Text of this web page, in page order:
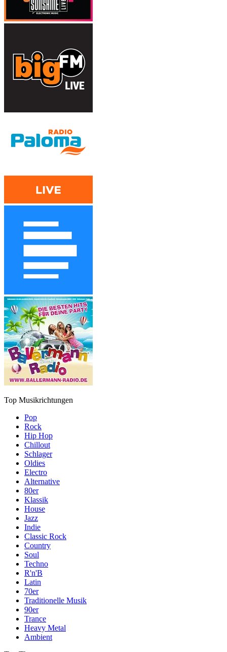
Top Musikrichtungen
Pop
Rock
Hip Hop
Chillout
Schlager
Oldies
Electro
Alternative
80er
Klassik
House
Jazz
Indie
Classic Rock
Country
Soul
Techno
R'n'B
Latin
70er
Traditionelle Musik
90er
Trance
Heavy Metal
Ambient